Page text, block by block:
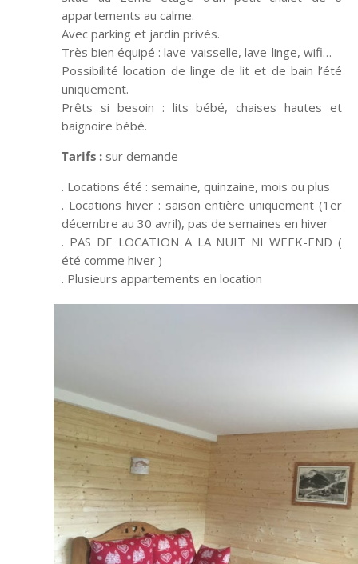
appartements au calme.
Avec parking et jardin privés.
Très bien équipé : lave-vaisselle, lave-linge, wifi…
Possibilité location de linge de lit et de bain l’été
uniquement.
Prêts si besoin : lits bébé, chaises hautes et
baignoire bébé.
Tarifs : sur demande
. Locations été : semaine, quinzaine, mois ou plus
. Locations hiver : saison entière uniquement (1er
décembre au 30 avril), pas de semaines en hiver
. PAS DE LOCATION A LA NUIT NI WEEK-END (
été comme hiver )
. Plusieurs appartements en location